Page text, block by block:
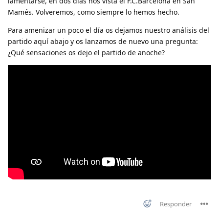
Mamés. Volveremos, como siempre lo hemos hecho.
Para amenizar un poco el día os dejamos nuestro análisis del
partido aquí abajo y os lanzamos de nuevo una pregunta:
¿Qué sensaciones os dejo el partido de anoche?
Responder